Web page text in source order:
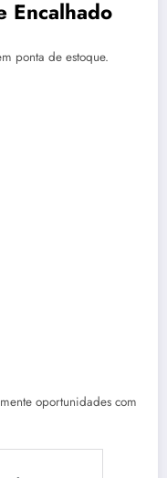
Encalhado
ponta de estoque.
oportunidades com